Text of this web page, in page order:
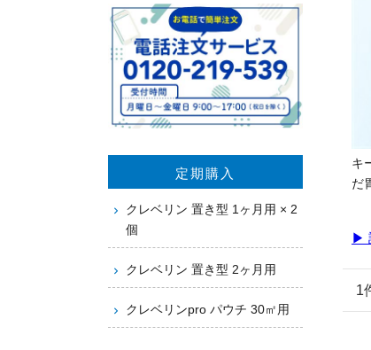
定期購入
クレベリン 置き型 1ヶ月用 × 2
個
クレベリン 置き型 2ヶ月用
クレベリンpro パウチ 30㎡用
キ
だ
▶
1